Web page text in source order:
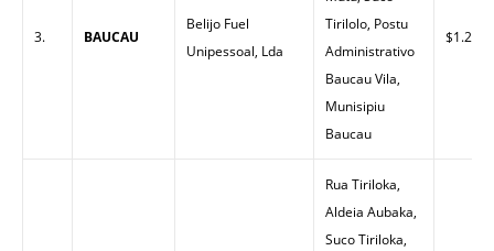
3. BAUCAU
Belijo Fuel
Unipessoal, Lda
Tirilolo, Postu
Administrativo
Baucau Vila,
Munisipiu
Baucau
$1.26
Rua Tiriloka,
Aldeia Aubaka,
Suco Tiriloka,